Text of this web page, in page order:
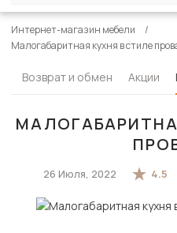
Интернет-магазин мебели
Малогабаритная кухня в стиле
Возврат и обмен Акции
26 Июля, 2022 4.5